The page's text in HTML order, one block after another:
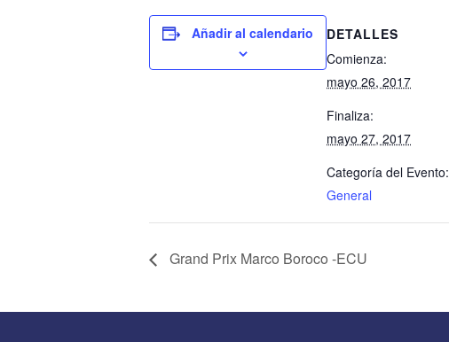
Añadir al calendario
DETALLES
Comienza:
mayo 26, 2017
Finaliza:
mayo 27, 2017
Categoría del Evento:
General
Grand Prix Marco Boroco -ECU